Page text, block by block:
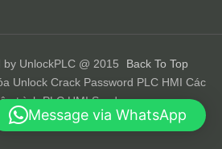
UnlockPLC @ 2015
Back To Top
Unlock Crack Password PLC HMI Các
trình PLC HMI Scada
Message via WhatsApp